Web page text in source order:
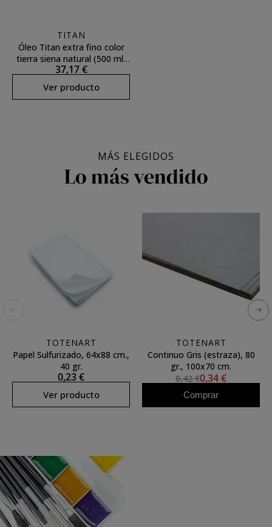
TITAN
Óleo Titan extra fino color
tierra siena natural (500 ml)
**
37,17 €
Ver producto
MÁS ELEGIDOS
Lo más vendido
TOTENART
Papel Sulfurizado, 64x88 cm.,
40 gr.
0,23 €
Ver producto
TOTENART
Continuo Gris (estraza), 80
gr., 100x70 cm.
0,42 €0,34 €
Comprar